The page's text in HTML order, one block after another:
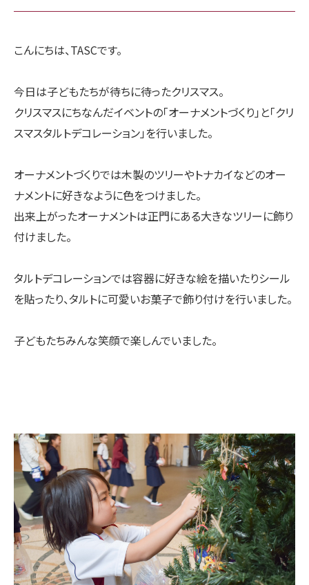
こんにちは、TASCです。
今日は子どもたちが待ちに待ったクリスマス。
クリスマスにちなんだイベントの「オーナメントづくり」と「クリ
スマスタルトデコレーション」を行いました。
オーナメントづくりでは木製のツリーやトナカイなどのオー
ナメントに好きなように色をつけました。
出来上がったオーナメントは正門にある大きなツリーに飾り
付けました。
タルトデコレーションでは容器に好きな絵を描いたりシール
を貼ったり、タルトに可愛いお菓子で飾り付けを行いました。
子どもたちみんな笑顔で楽しんでいました。